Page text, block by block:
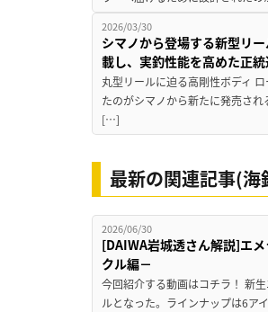
2026/03/30
シマノから登場する新型リ
載し、実釣性能を高めた正統
丸型リールに迫る高剛性ボディ
たのがシマノから新たに発売さ
[…]
最新の関連記事(
2026/06/30
[DAIWA岩城透さん解説]エ
クル編－
今回紹介する動画はコチラ！ 新
ルとなった。ラインナップは6ア